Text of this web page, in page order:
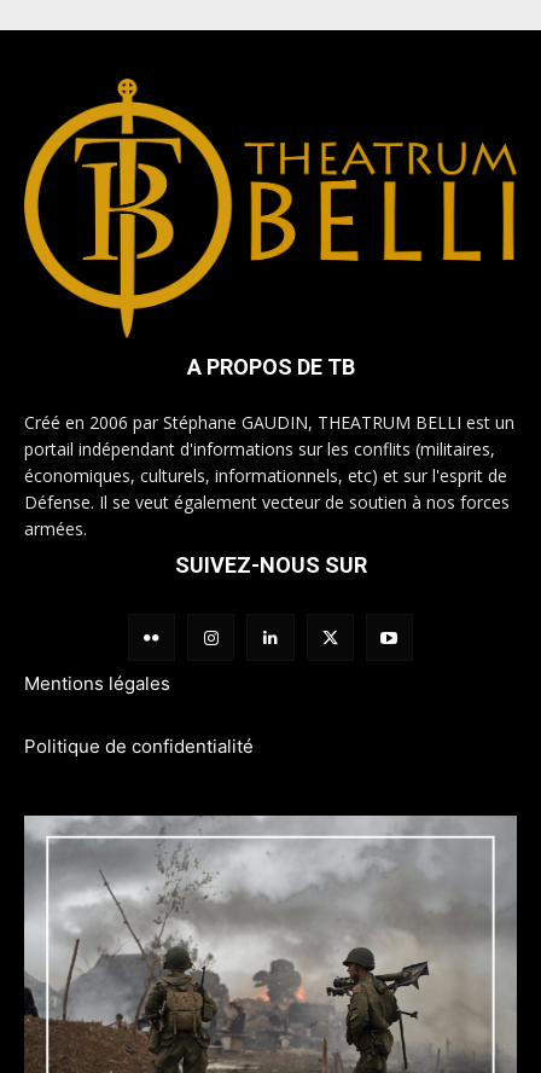
A PROPOS DE TB
Créé en 2006 par Stéphane GAUDIN, THEATRUM BELLI est un
portail indépendant d'informations sur les conflits (militaires,
économiques, culturels, informationnels, etc) et sur l'esprit de
Défense. Il se veut également vecteur de soutien à nos forces
armées.
SUIVEZ-NOUS SUR
Mentions légales
Politique de confidentialité